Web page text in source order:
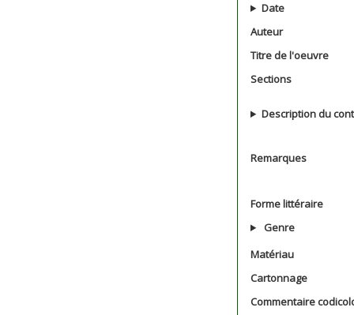
Date
Auteur
Titre de l'oeuvre
Sections
Description du
Remarques
Forme littéraire
Genre
Matériau
Cartonnage
Commentaire